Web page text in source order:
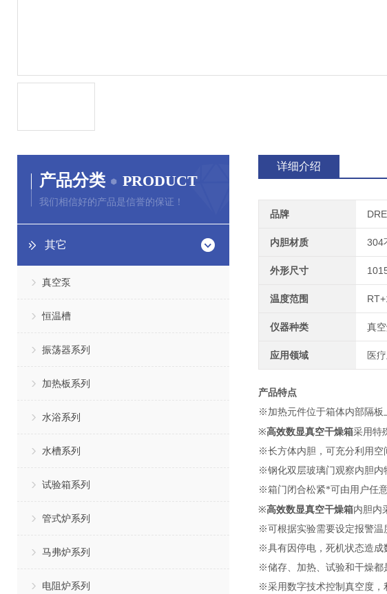
产品分类 PRODUCT
我们相信好的产品是信誉的保证！
其它
真空泵
恒温槽
振荡器系列
加热板系列
水浴系列
水槽系列
试验箱系列
管式炉系列
马弗炉系列
电阻炉系列
详细介绍
品牌
内胆材质 304
外形尺寸
温度范围
仪器种类 真
应用领域 医
产品特点
※ 加热元件位于箱体内部隔
※高效数显真空干燥箱采用特
※长方体内胆 ， 可充分利用空
※钢化双层玻璃门观察内胆内
※箱门闭合松紧*可由用户任
※高效数显真空干燥箱内胆内
※可根据实验需要设定报警温
※具有因停电，死机状态造
※储存、加热、试验和干燥
※采用数字技术控制真空度，